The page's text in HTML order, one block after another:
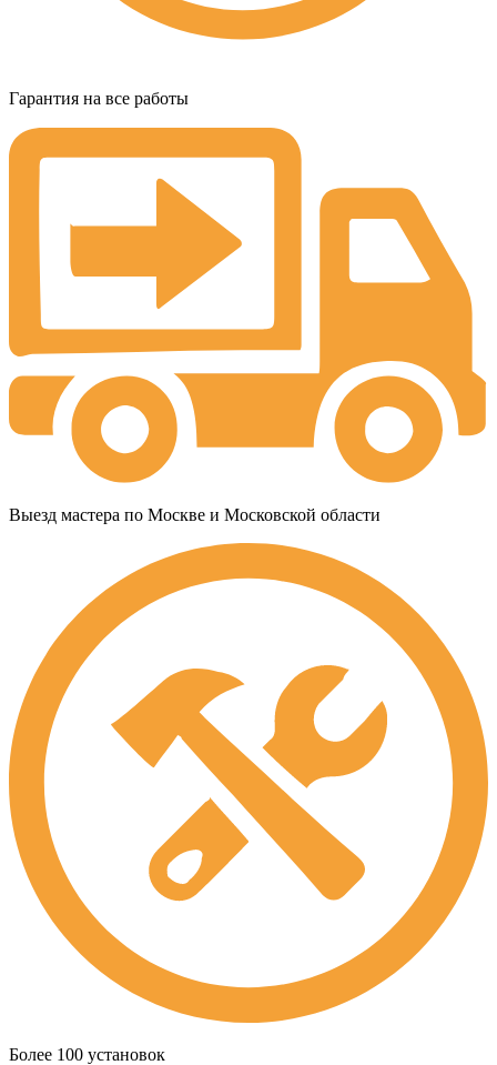
Гарантия на все работы
Выезд мастера по Москве и Московской области
Более 100 установок